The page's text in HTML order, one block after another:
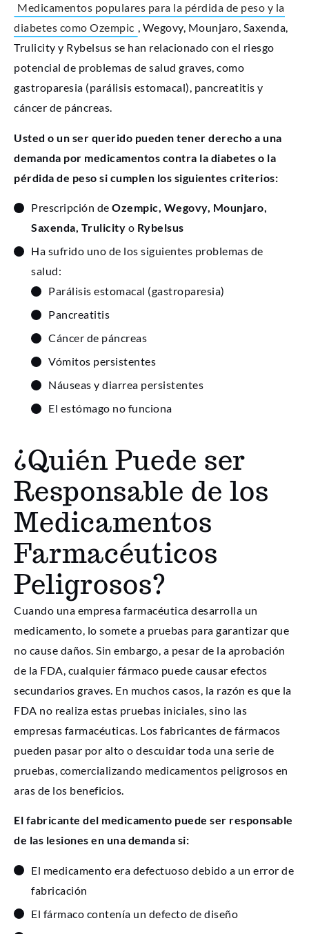
Medicamentos populares para la pérdida de peso y la
diabetes como Ozempic , Wegovy, Mounjaro, Saxenda,
Trulicity y Rybelsus se han relacionado con el riesgo
potencial de problemas de salud graves, como
gastroparesia (parálisis estomacal), pancreatitis y
cáncer de páncreas.
Usted o un ser querido pueden tener derecho a una
demanda por medicamentos contra la diabetes o la
pérdida de peso si cumplen los siguientes criterios:
Prescripción de Ozempic, Wegovy, Mounjaro,
Saxenda, Trulicity o Rybelsus
Ha sufrido uno de los siguientes problemas de
salud:
Parálisis estomacal (gastroparesia)
Pancreatitis
Cáncer de páncreas
Vómitos persistentes
Náuseas y diarrea persistentes
El estómago no funciona
¿Quién Puede ser
Responsable de los
Medicamentos
Farmacéuticos
Peligrosos?
Cuando una empresa farmacéutica desarrolla un
medicamento, lo somete a pruebas para garantizar que
no cause daños. Sin embargo, a pesar de la aprobación
de la FDA, cualquier fármaco puede causar efectos
secundarios graves. En muchos casos, la razón es que la
FDA no realiza estas pruebas iniciales, sino las
empresas farmacéuticas. Los fabricantes de fármacos
pueden pasar por alto o descuidar toda una serie de
pruebas, comercializando medicamentos peligrosos en
aras de los beneficios.
El fabricante del medicamento puede ser responsable
de las lesiones en una demanda si:
El medicamento era defectuoso debido a un error de
fabricación
El fármaco contenía un defecto de diseño